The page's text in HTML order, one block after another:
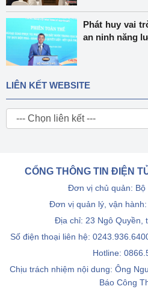
Phát huy vai
an ninh năng
LIÊN KẾT WEBSITE
CỔNG THÔNG TIN ĐIỆN
Đơn vị chủ quản:
Đơn vị quản lý, vận
Địa chỉ: 23 Ngô Quyền,
Số điện thoại liên hệ:
Hotline:
Chịu trách nhiệm nội dung: Ông
Báo Công